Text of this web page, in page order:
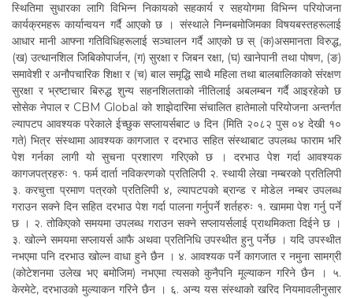
स्थितिमा सुधारका लागि विभिन्न निकायको सहकार्य र सहयोगमा विभिन्न परियोजना
कार्यक्रमहरू कार्यान्वयन गर्दै आएको छ । संस्थाले निम्नबमोजिमका विषयबस्तहरूलाई
आधार मानी आफ्ना गतिविधिहरूलाई सञ्चालन गर्दै आएको छ स् (क)असमानता विरुद्ध,
(ख) उत्थानशिल जिबिकोपार्जन, (ग) सुरक्षा र जिबन रक्षा, (घ) खानेपानी तथा पोषण, (ङ)
समावेशी र अनौपचारिक शिक्षा र (च) बाल समृद्धि साथै महिला तथा बालबालिकाको संरक्षण
सुरक्षा र भ्रष्टाचार बिरुद्ध शुन्य सहनशिलताको नीतिलाई अबलम्बन गर्दै आइरहेको छ
सोसेक नेपाल र CBM Global को शाझेदारिमा संचालित हातेमालो परियोजना अन्तर्गत
ल्यापटप आवश्यक परेकाले ईच्छुक सप्लायर्सबाट ७ दिन (मिति २०८२ पुस ०४ देखी १०
गते) भित्र संस्थामा आवश्यक कागजात र दरभाउ सहित संस्थाबाट उपलब्ध फाराम भरि
पेश गर्नका लागी यो सुचना प्रशारण गरिएको छ । दरभाउ पेश गर्दा आवश्यक
कागजपत्रहरुः १. फर्म दार्ता नविकरणको प्रतिलिपी २. स्थायी लेखा नम्बरको प्रतिलिपी
३. करचुत्ता प्रमाण पत्रको प्रतिलिपी ४, ल्यापटपको ब्रान्ड र मोडेल नम्बर उपलब्ध
गराउन सक्ने दिन सहित दरभाउ पेश गर्दा पालना गर्नुपर्ने शर्तहरुः १. खाममा पेश गर्नु पर्ने
छ । २. तोकिएको समयमा उपलब्ध गराउन सक्ने सप्लायर्सलाई प्राथमिकता दिईने छ ।
३. खोल्ने समयमा सप्लायर्स आफै अथवा प्रतिनिधि उपस्थीत हुनु पर्नेछ । यदि उपस्थीत
नभएमा पनि दरभाउ खोल्न वाधा हुने छैन । ४. आवश्यक पर्ने कागजात र नमुना सामग्री
(कोटेशनमा उलेख भए बमोजिम) नभएमा त्यसको कुनैपनि मूल्याकन गरिने छैन । ५.
केरमेटे, दरभाउको मुल्याकन गरिने छैन । ६. अन्य यस संस्थाको खरिद नियमावलीनुसार